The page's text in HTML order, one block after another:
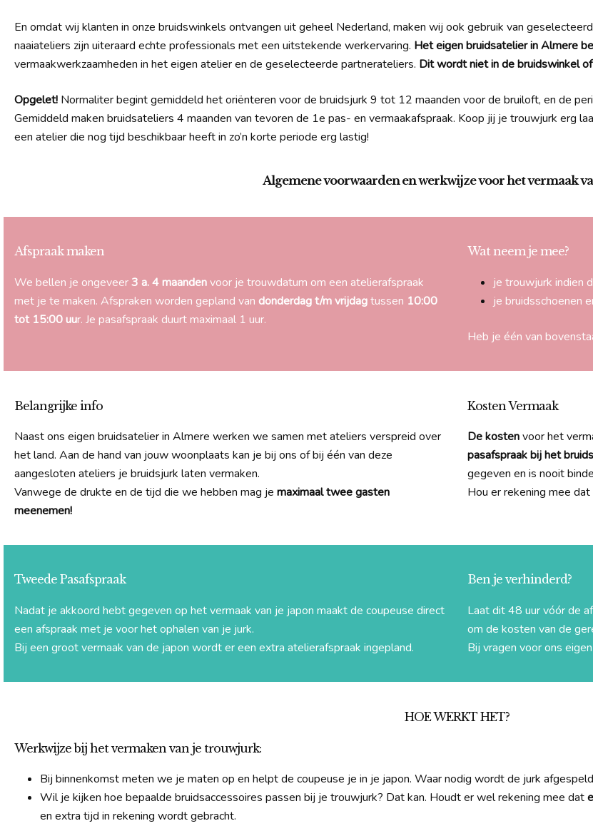
En omdat wij klanten in onze bruidswinkels ontvangen uit geheel Nederland, maken wij ook gebruik van
naaiateliers zijn uiteraard echte professionals met een uitstekende werkervaring. Het eigen bruidsatelier in Almere
vermaakwerkzaamheden in het eigen atelier en de geselecteerde partnerateliers. Dit wordt niet in de bruidswinkel
Opgelet! Normaliter begint gemiddeld het oriënteren voor de bruidsjurk 9 tot 12 maanden voor de bruiloft, en de
Gemiddeld maken bruidsateliers 4 maanden van tevoren de 1e pas- en vermaakafspraak. Koop jij je trouwjurk erg
een atelier die nog tijd beschikbaar heeft in zo’n korte periode erg lastig!
Algemene voorwaarden en werkwijze voor het vermaak
Afspraak maken
We bellen je ongeveer3 a. 4 maandenvoor je trouwdatum om een atelierafspraak
met je te maken. Afspraken worden gepland van donderdag t/m vrijdagtussen 10:00
tot 15:00 uur. Je pasafspraak duurt maximaal 1 uur.
Wat neem je mee?
je trouwjurk indien
je bruidsschoenen
Heb je één van
Belangrijke info
Naast ons eigen bruidsatelier in Almere werken we samen met ateliers verspreid over
het land. Aan de hand van jouw woonplaats kan je bij ons of bij één van deze
aangesloten ateliers je bruidsjurk laten vermaken.
Vanwege de drukte en de tijd die we hebben mag je maximaal twee gasten
meenemen!
Kosten Vermaak
De kostenvoor het
pasafspraak bij het
gegeven en is nooit
Hou er rekening mee dat
Tweede Pasafspraak
Nadat je akkoord hebt gegeven op het vermaak van je japon maakt de coupeuse direct
een afspraak met je voor het ophalen van je jurk.
Bij een groot vermaak van de japon wordt er een extra atelierafspraak ingepland.
Ben je verhinderd?
Laat dit 48 uur vóór de
om de kosten van de
Bij vragen voor ons
HOE WERKT HET?
Werkwijze bij het vermaken van je trouwjurk:
Bij binnenkomst meten we je maten op en helpt de coupeuse je in je japon. Waar nodig wordt de jurk
Wil je kijken hoe bepaalde bruidsaccessoires passen bij je trouwjurk? Dat kan. Houdt er wel rekening mee dat
en extra tijd in rekening wordt gebracht.